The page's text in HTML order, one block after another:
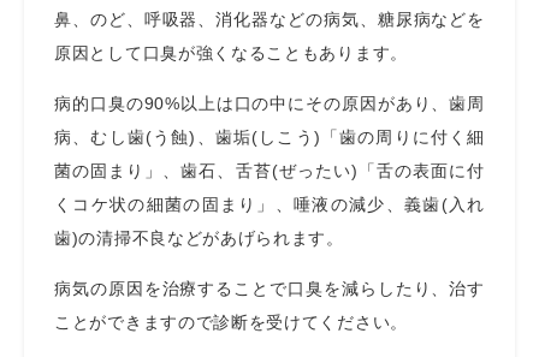
鼻、のど、呼吸器、消化器などの病気、糖尿病などを
原因として口臭が強くなることもあります。
病的口臭の90%以上は口の中にその原因があり、歯周
病、むし歯(う蝕)、歯垢(しこう)「歯の周りに付く細
菌の固まり」、歯石、舌苔(ぜったい)「舌の表面に付
くコケ状の細菌の固まり」、唾液の減少、義歯(入れ
歯)の清掃不良などがあげられます。
病気の原因を治療することで口臭を減らしたり、治す
ことができますので診断を受けてください。